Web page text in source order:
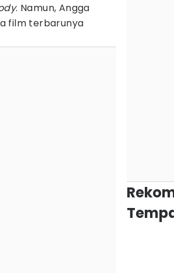
. Namun, Angga
film terbarunya